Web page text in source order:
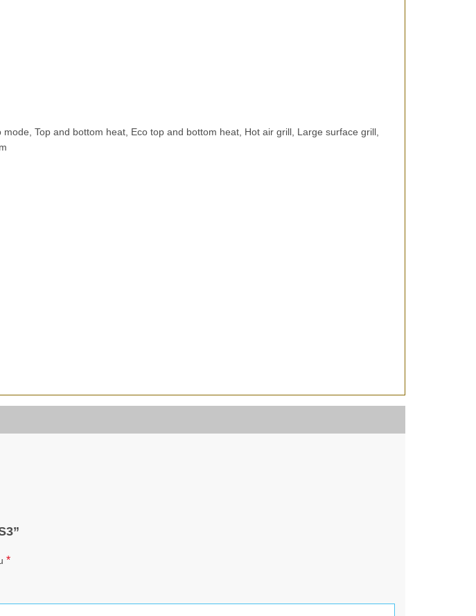
Top and bottom heat, Eco top and bottom heat, Hot air grill, Large surface grill,
*